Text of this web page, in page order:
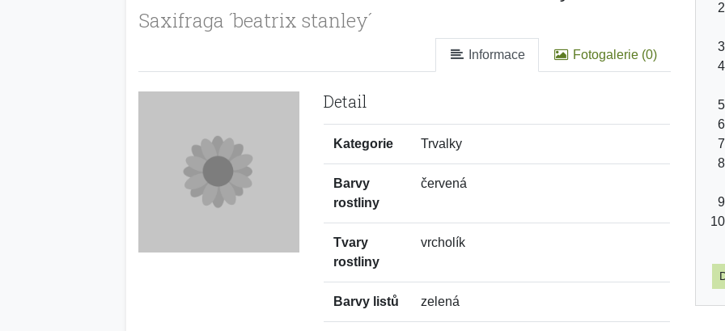
Saxifraga ´beatrix stanley´
Informace Fotogalerie (0)
Detail
Kategorie Trvalky
Barvy
rostliny
červená
Tvary
rostliny
vrcholík
Barvy listů zelená